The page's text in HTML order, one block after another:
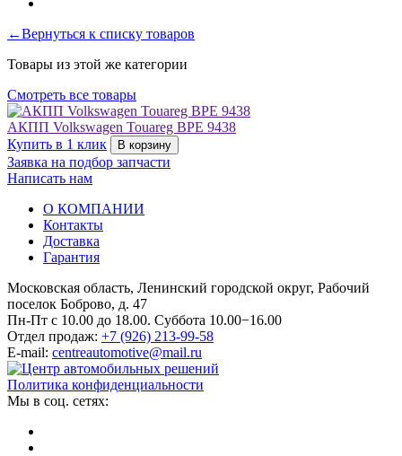
←Вернуться к списку товаров
Товары из этой же категории
Смотреть все товары
АКПП Volkswagen Touareg BPE 9438
Купить в 1 клик
В корзину
Заявка на подбор запчасти
Написать нам
О КОМПАНИИ
Контакты
Доставка
Гарантия
Московская область, Ленинский городской округ, Рабочий
поселок Боброво, д. 47
Пн-Пт с 10.00 до 18.00. Суббота 10.00−16.00
Отдел продаж: +7 (926) 213-99-58
E-mail: centreautomotive@mail.ru
Политика конфиденциальности
Мы в соц. сетях: